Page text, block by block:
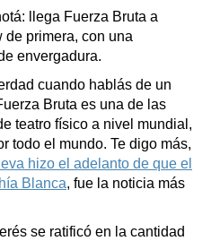
llega Fuerza Bruta a
de primera, con una
envergadura.
cuando hablás de un
Bruta es una de las
teatro físico a nivel mundial,
todo el mundo. Te digo más,
hizo el adelanto de que el
Blanca, fue la noticia más
se ratificó en la cantidad